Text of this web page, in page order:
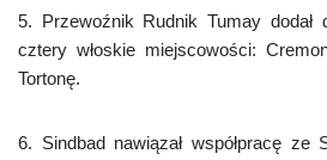
5. Przewoźnik Rudnik Tumay dodał
cztery włoskie miejscowości:
Tortonę.
6. Sindbad nawiązał współpracę ze